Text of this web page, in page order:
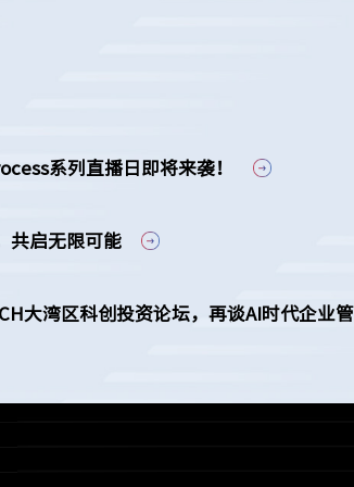
系列直播日即将来袭！
共启无限可能
大湾区科创投资论坛，再谈AI时代企业